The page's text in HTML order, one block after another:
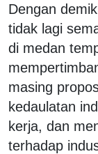
Dengan
tidak lagi
di medan
masing
kedaulatan
kerja, dan
terhadap